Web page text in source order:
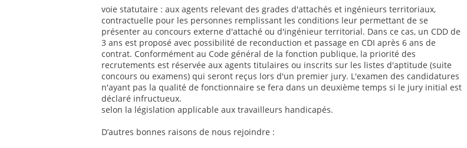
voie statutaire : aux agents relevant des grades d'attachés et ingénieurs territoriaux,
contractuelle pour les personnes remplissant les conditions leur permettant de se
présenter au concours externe d'attaché ou d'ingénieur territorial. Dans ce cas, un CDD de
3 ans est proposé avec possibilité de reconduction et passage en CDI après 6 ans de
contrat. Conformément au Code général de la fonction publique, la priorité des
recrutements est réservée aux agents titulaires ou inscrits sur les listes d'aptitude (suite
concours ou examens) qui seront reçus lors d'un premier jury. L'examen des candidatures
n'ayant pas la qualité de fonctionnaire se fera dans un deuxième temps si le jury initial est
déclaré infructueux.
selon la législation applicable aux travailleurs handicapés.
D’autres bonnes raisons de nous rejoindre :